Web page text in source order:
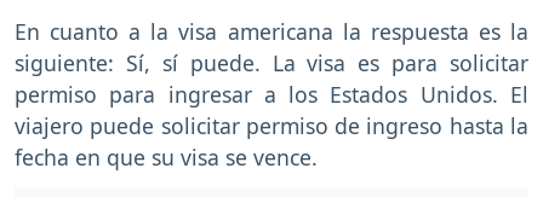
En cuanto a la visa americana la respuesta es la
siguiente: Sí, sí puede. La visa es para solicitar
permiso para ingresar a los Estados Unidos. El
viajero puede solicitar permiso de ingreso hasta la
fecha en que su visa se vence.